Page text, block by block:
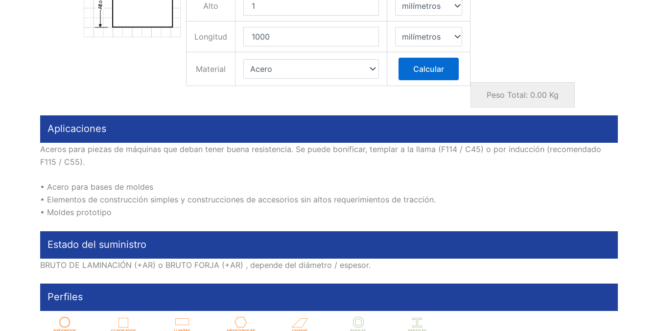
Alto
Longitud
Material Calcular
Peso Total: 0.00 Kg
Aplicaciones
Aceros para piezas de máquinas que deban tener buena resistencia. Se puede bonificar, templar a la llama (F114 / C45) o por inducción (recomendado
F115 / C55).
• Acero para bases de moldes
• Elementos de construcción simples y construcciones de accesorios sin altos requerimientos de tracción.
• Moldes prototipo
Estado del suministro
BRUTO DE LAMINACIÓN (+AR) o BRUTO FORJA (+AR) , depende del diámetro / espesor.
Perfiles